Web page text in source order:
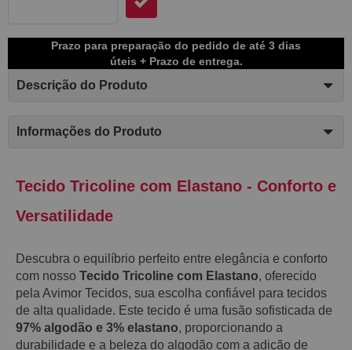
Prazo para preparação do pedido de até 3 dias
úteis + Prazo de entrega.
Descrição do Produto
Informações do Produto
Tecido Tricoline com Elastano - Conforto e
Versatilidade
Descubra o equilíbrio perfeito entre elegância e conforto
com nosso Tecido Tricoline com Elastano, oferecido
pela Avimor Tecidos, sua escolha confiável para tecidos
de alta qualidade. Este tecido é uma fusão sofisticada de
97% algodão e 3% elastano, proporcionando a
durabilidade e a beleza do algodão com a adição de